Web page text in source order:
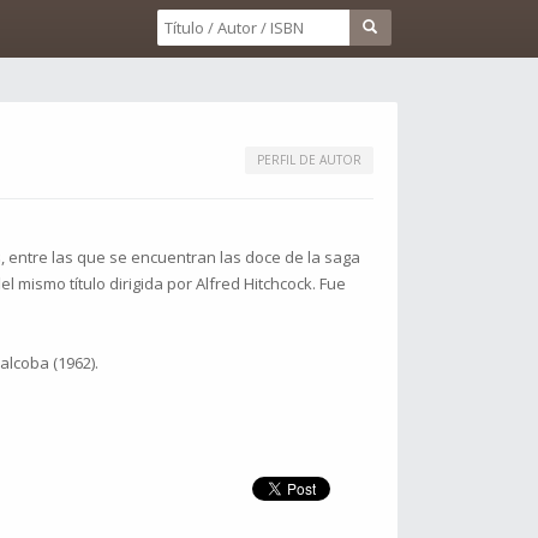
PERFIL DE AUTOR
entre las que se encuentran las doce de la saga
mismo título dirigida por Alfred Hitchcock. Fue
(1962).